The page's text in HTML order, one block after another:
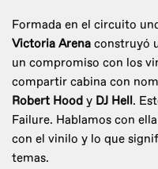
Formada en el circuito
Victoria Arena construyó
un compromiso con los
compartir cabina con
Robert Hood y DJ Hell.
Failure. Hablamos con
con el vinilo y lo que
temas.